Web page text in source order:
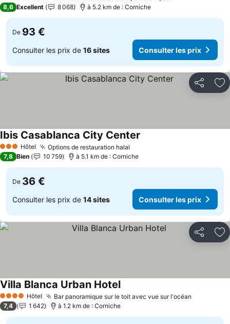
8,6 Excellent 8 068 à 5.2 km de : Corniche
De 93 €
Consulter les prix de 16 sites Consulter les prix
Partager
3 ÉtoilesHôtel Options de restauration halal
Ibis Casablanca City Center
7,8 Bien 10 759 à 5.1 km de : Corniche
De 36 €
Consulter les prix de 14 sites Consulter les prix
Partager
4 Étoiles Hôtel Bar panoramique sur le toit avec vue sur l'océan
Villa Blanca Urban Hotel
7,4 1 642 à 1.2 km de : Corniche